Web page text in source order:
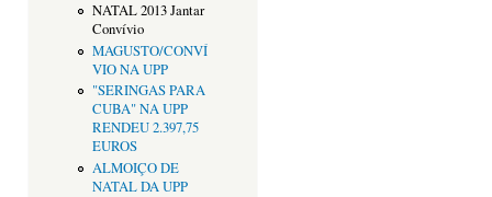
NATAL 2013 Jantar
Convívio
MAGUSTO/CONVÍ
VIO NA UPP
"SERINGAS PARA
CUBA" NA UPP
RENDEU 2.397,75
EUROS
ALMOIÇO DE
NATAL DA UPP